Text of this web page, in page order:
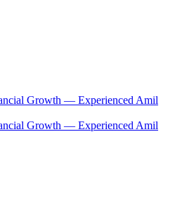
Growth — Experienced Amil
Growth — Experienced Amil